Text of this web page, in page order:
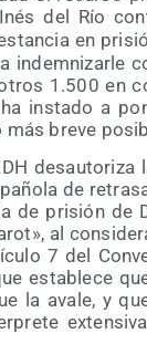
del Río
en
indem­ni­zar­le
1.500 en
ins­ta­do a
más bre­ve
des­au­to­ri­za
de
de pri­sión de
al
7 del
esta­ble­ce
la ava­le, y